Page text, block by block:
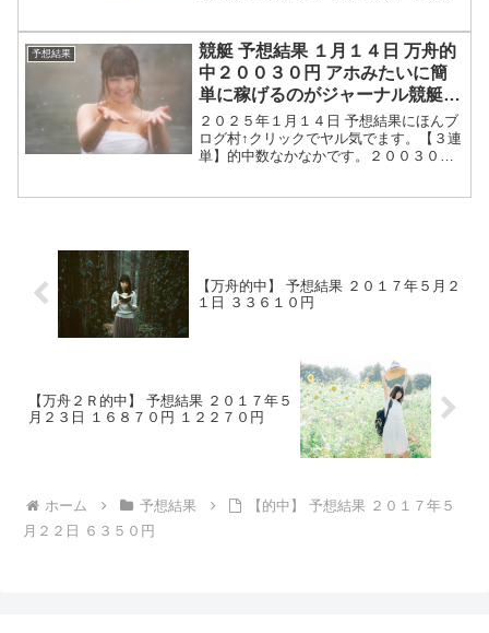
ね～できそうですか？分からん！となれ
ば私の予想配信を参考にし...
予想結果
競艇 予想結果 １月１４日 万舟的
中２００３０円 アホみたいに簡
単に稼げるのがジャーナル競艇な
のよ！
２０２５年１月１４日 予想結果にほんブ
ログ村↑クリックでヤル気でます。【３連
単】的中数なかなかです。２００３０円
【万舟的中】 予想結果 ２０１７年５月２
１日 ３３６１０円
【万舟２Ｒ的中】 予想結果 ２０１７年５
月２３日 １６８７０円 １２２７０円
ホーム 予想結果
【的中】 予想結果 ２０１７年５
月２２日 ６３５０円